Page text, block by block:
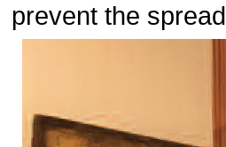
prevent the